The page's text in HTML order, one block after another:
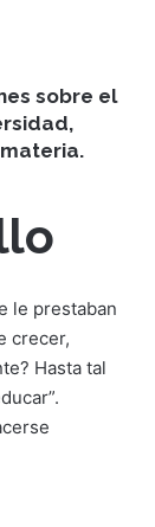
sobre el
le prestaban
crecer,
Hasta tal